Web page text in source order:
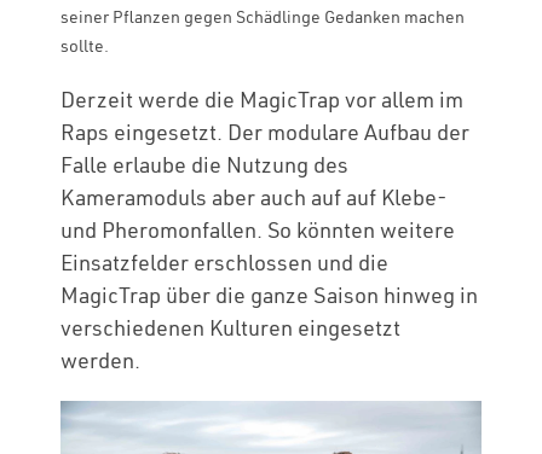
seiner Pflanzen gegen Schädlinge Gedanken machen
sollte.
Derzeit werde die MagicTrap vor allem im
Raps eingesetzt. Der modulare Aufbau der
Falle erlaube die Nutzung des
Kameramoduls aber auch auf auf Klebe-
und Pheromonfallen. So könnten weitere
Einsatzfelder erschlossen und die
MagicTrap über die ganze Saison hinweg in
verschiedenen Kulturen eingesetzt
werden.